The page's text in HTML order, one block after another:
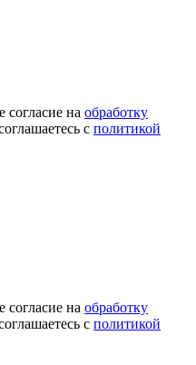
на обработку
с политикой
на обработку
с политикой